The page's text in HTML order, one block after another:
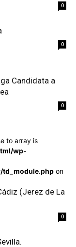
0
0
Candidata a
0
to array is
wp-
td_module.php on
(Jerez de La
0